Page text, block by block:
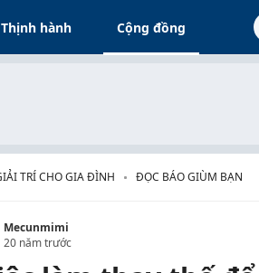
Thịnh hành Cộng đồng
TRÍ CHO GIA ĐÌNH ĐỌC BÁO GIÙM BẠN
Mecunmimi
20 năm trước